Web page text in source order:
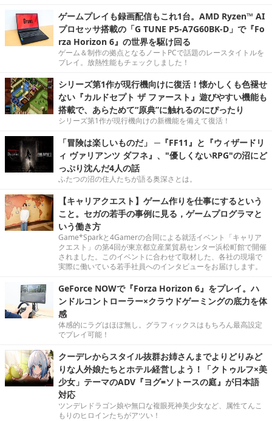
ゲームプレイも録画配信もこれ1台。AMD Ryzen™ AI
プロセッサ搭載の「G TUNE P5-A7G60BK-D」で『Fo
rza Horizon 6』の世界を駆け回る
ゲーム＆制作の拠点となるノートPCで話題のレースタイトルを
プレイ。放熱性能もチェックしました！
シリーズ第1作が現行機向けに復活！懐かしくも色褪せ
ない『カルドセプト ザ ファースト』遊びやすい機能も
搭載で、あらためて“原典”に触れるのにぴったり
シリーズ第1作が現行機向けの新機能を備えて復活！
「冒険は楽しいものだ」 ─『FF11』と『ウィザードリ
ィ ヴァリアンツ ダフネ』、"優しくないRPG"の沼にど
っぷり沈んだ4人の話
ふたつの沼の住人たちが語る奥深さとは。
【キャリアクエスト】ゲーム作りを仕事にするという
こと。セガの若手の事例に見る，ゲームプログラマと
いう働き方
Game*Sparkと4Gamerの合同による就活イベント「キャリア
クエスト」の第4回が東京都立産業貿易センター浜松町館で開催
されました。このイベントに合わせて取材した、各社の現場で
実際に働いている若手社員へのインタビューをお届けします。
GeForce NOWで『Forza Horizon 6』をプレイ。ハ
ンドルコントローラー×クラウドゲーミングの底力を体
感
体感的にラグはほぼ無し。グラフィックスはもちろん最高設定
でプレイ可能！
クーデレからスタイル抜群お姉さんまでよりどりみど
りな人外娘たちとホテル経営しよう！「クトゥルフ×美
少女」テーマのADV『ヨグ=ソトースの庭』が日本語
対応
ツンデレドラゴン娘や無口な複眼死神美少女など、属性てんこ
もりのヒロインたちがアツい！